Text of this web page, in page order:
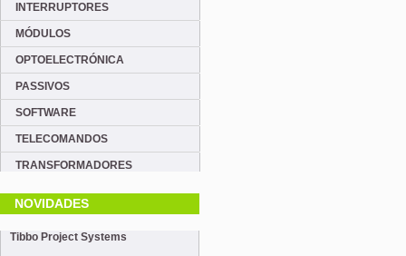
INTERRUPTORES
MÓDULOS
OPTOELECTRÓNICA
PASSIVOS
SOFTWARE
TELECOMANDOS
TRANSFORMADORES
NOVIDADES
Tibbo Project Systems